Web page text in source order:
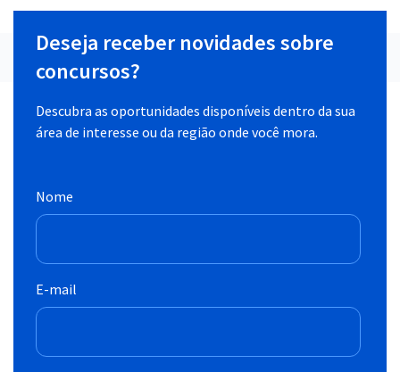
Deseja receber novidades sobre
concursos?
Descubra as oportunidades disponíveis dentro da sua
área de interesse ou da região onde você mora.
Nome
E-mail